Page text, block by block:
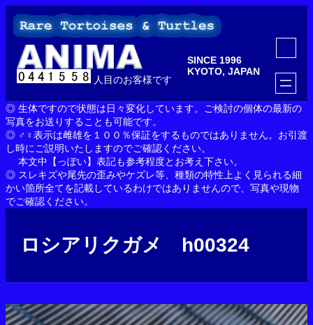
を
人目のお客様です
SINCE 1996
KYOTO, JAPAN
ア
コ
ン
リ
ン
ク
◎ 生体ですので状態は日々変化しています。ご検討の個体の最新の
写真をお送りすることも可能です。
◎ ♂♀表示は雌雄を１００％保証をするものではありません。お引渡
し時にご説明いたしますのでご確認ください。
本文中【っぽい】表記も参考程度とお考え下さい。
◎ スレキズや尾先の歪みやケズレ等、種類の特性上よく見られる細
かい箇所全てを記載しているわけではありませんので、写真や現物
でご確認ください。
ロシアリクガメ h00324